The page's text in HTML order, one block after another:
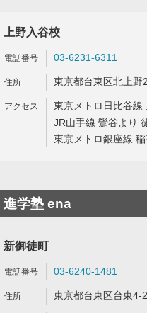
上野入谷校
03-6231-6311
東京都台東区北上
東京メトロ日比谷線
JR山手線 鶯谷より
東京メトロ銀座線
進学塾 ena
新御徒町
03-6240-1481
東京都台東区台東4-